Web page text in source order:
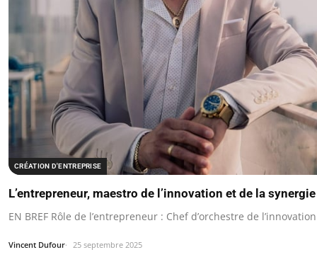
CRÉATION D'ENTREPRISE
L’entrepreneur, maestro de l’innovation et de la synergie
EN BREF Rôle de l’entrepreneur : Chef d’orchestre de
Vincent Dufour 25 septembre 2025